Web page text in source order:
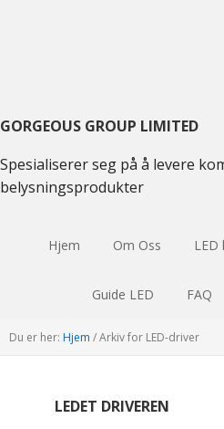
GORGEOUS GROUP LIMITED
Spesialiserer seg på å levere
belysningsprodukter
Hjem Om Oss LED
Guide LED FAQ
Du er her: Hjem /Arkiv for LED-driver
LEDET DRIVEREN